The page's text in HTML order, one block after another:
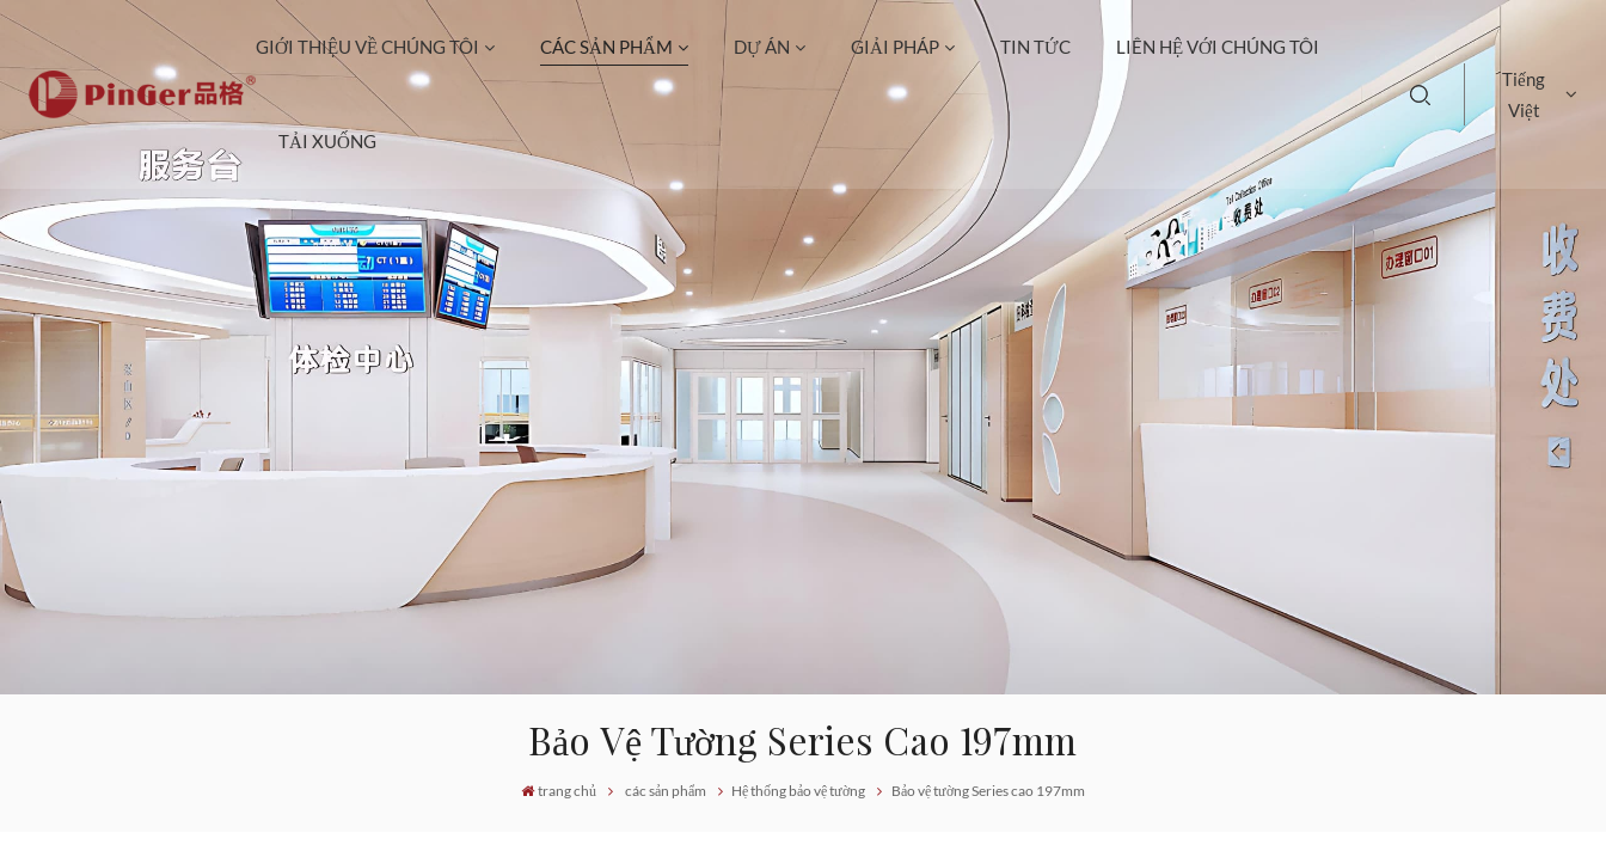
GIỚI THIỆU VỀ CHÚNG TÔI CÁC SẢN PHẨM DỰ ÁN GIẢI PHÁP TIN TỨC LIÊN HỆ VỚI CHÚNG TÔI
TẢI XUỐNG
Tiếng
Việt
English
français
italiano
Tiếng việt
Bảo Vệ Tường Series Cao 197mm
trang chủ các sản phẩm Hệ thống bảo vệ tường Bảo vệ tường Series cao 197mm